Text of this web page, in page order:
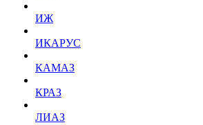
ИЖ
ИКАРУС
КАМАЗ
КРАЗ
ЛИАЗ